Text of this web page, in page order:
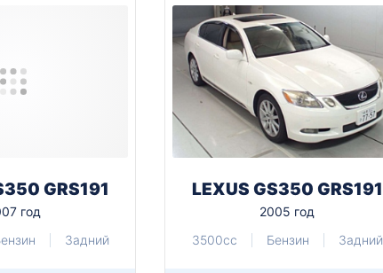
GRS191
год
Задний
LEXUS GS350 GRS191
2005 год
3500cc
Бензин Задний